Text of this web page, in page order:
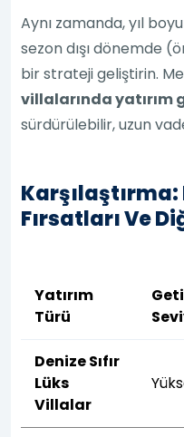
Aynı zamanda, yıl
sezon dışı dönemde
bir strateji geliştirin.
villalarında yatırım
sürdürülebilir, uzun
Karşılaştırma:
Fırsatları Ve
Yatırım
Türü
Denize Sıfır
Lüks
Villalar